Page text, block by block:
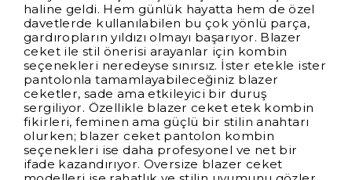
haline geldi. Hem günlük hayatta hem de özel
davetlerde kullanılabilen bu çok yönlü parça,
gardıropların yıldızı olmayı başarıyor. Blazer
ceket ile stil önerisi arayanlar için kombin
seçenekleri neredeyse sınırsız. İster etekle ister
pantolonla tamamlayabileceğiniz blazer
ceketler, sade ama etkileyici bir duruş
sergiliyor. Özellikle blazer ceket etek kombin
fikirleri, feminen ama güçlü bir stilin anahtarı
olurken; blazer ceket pantolon kombin
seçenekleri ise daha profesyonel ve net bir
ifade kazandırıyor. Oversize blazer ceket